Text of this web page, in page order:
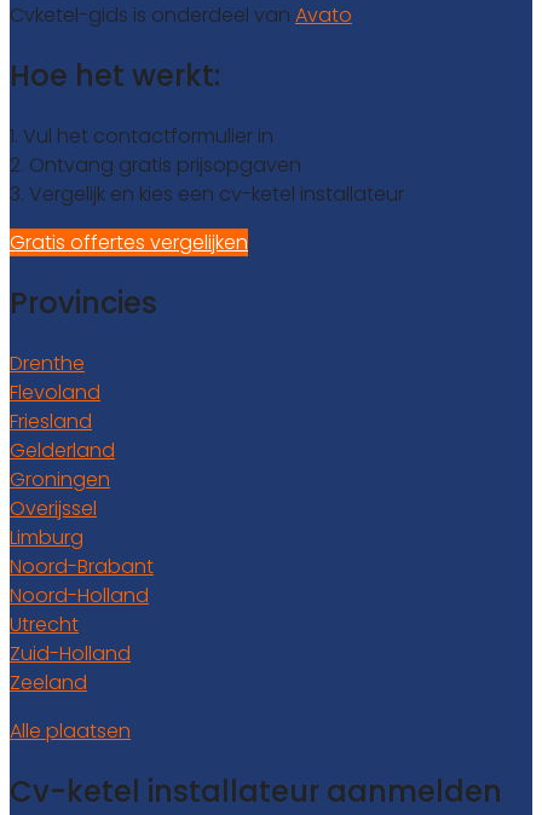
Cvketel-gids is onderdeel van Avato
Hoe het werkt:
1. Vul het contactformulier in
2. Ontvang gratis prijsopgaven
3. Vergelijk en kies een cv-ketel installateur
Gratis offertes vergelijken
Provincies
Drenthe
Flevoland
Friesland
Gelderland
Groningen
Overijssel
Limburg
Noord-Brabant
Noord-Holland
Utrecht
Zuid-Holland
Zeeland
Alle plaatsen
Cv-ketel installateur aanmelden